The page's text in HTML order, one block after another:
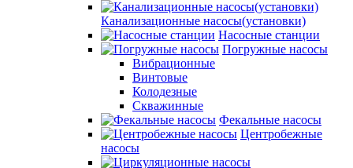
Канализационные насосы(установки)
Насосные станции
Погружные насосы
Вибрационные
Винтовые
Колодезные
Скважинные
Фекальные насосы
Центробежные
насосы